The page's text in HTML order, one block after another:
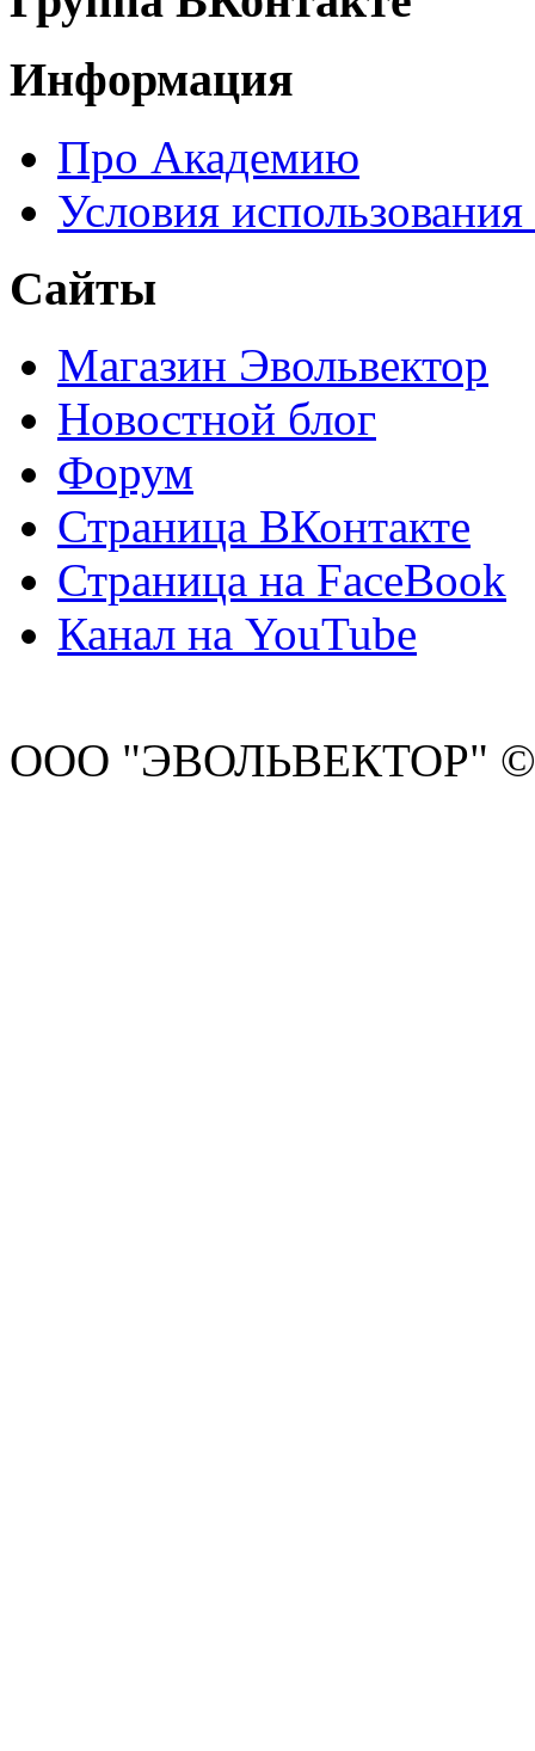
Информация
Про Академию
Условия
Сайты
Магазин Эвольвектор
Новостной блог
Форум
Страница ВКонтакте
Страница на FaceBook
Канал на YouTube
ООО "ЭВОЛЬВЕКТОР" ©